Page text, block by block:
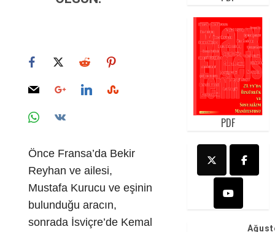
Önce Fransa’da Bekir
Reyhan ve ailesi,
Mustafa Kurucu ve eşinin
bulunduğu aracın,
sonrada İsviçre’de Kemal
PDF